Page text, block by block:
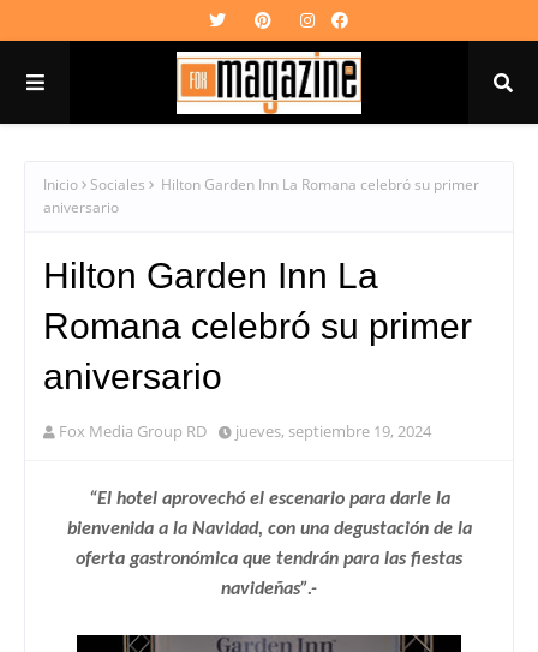
Inicio Sociales
Hilton Garden Inn La Romana celebró su primer
aniversario
Hilton Garden Inn La
Romana celebró su primer
aniversario
Fox Media Group RD jueves, septiembre 19, 2024
“El hotel aprovechó el escenario para darle la
bienvenida a la Navidad, con una degustación de la
oferta gastronómica que tendrán para las fiestas
navideñas”.-